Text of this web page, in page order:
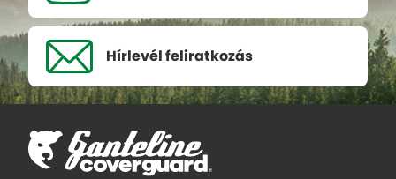
Hírlevél feliratkozás